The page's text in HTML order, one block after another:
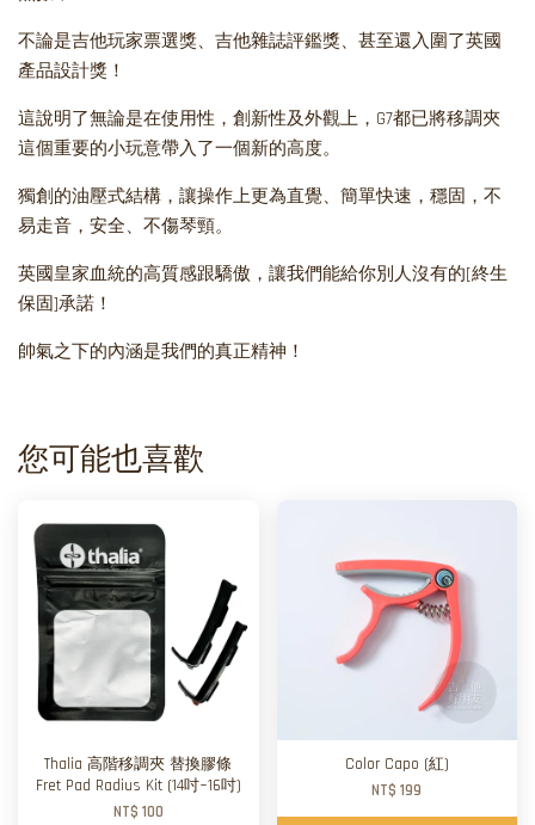
不論是吉他玩家票選獎、吉他雜誌評鑑獎、甚至還入圍了英國
產品設計獎！
這說明了無論是在使用性，創新性及外觀上，G7都已將移調夾
這個重要的小玩意帶入了一個新的高度。
獨創的油壓式結構，讓操作上更為直覺、簡單快速，穩固，不
易走音，安全、不傷琴頸。
英國皇家血統的高質感跟驕傲，讓我們能給你別人沒有的[終生
保固]承諾！
帥氣之下的內涵是我們的真正精神！
您可能也喜歡
Thalia 高階移調夾 替換膠條
Fret Pad Radius Kit (14吋~16吋)
NT$ 100
Color Capo (紅)
NT$ 199